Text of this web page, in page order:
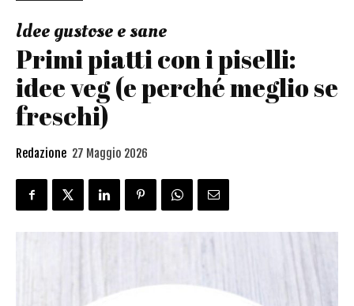
Idee gustose e sane
Primi piatti con i piselli:
idee veg (e perché meglio se
freschi)
Redazione 27 Maggio 2026